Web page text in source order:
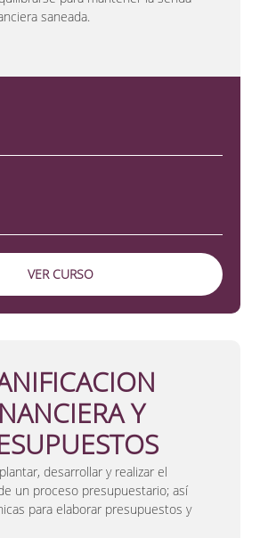
saneada.
VER CURSO
Y
desarrollar y realizar el
un proceso presupuestario; así
para elaborar presupuestos y